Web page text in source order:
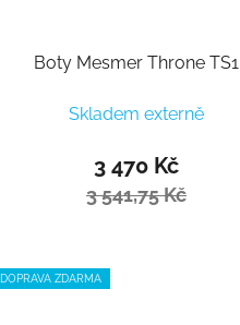
Boty Mesmer Throne TS1
Skladem externě
3 470 Kč
3 541,75 Kč
DOPRAVA ZDARMA